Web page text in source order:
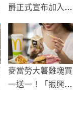
爵正式宣布加入
「電競界」
麥當勞大薯雞塊買
一送一！「振興優